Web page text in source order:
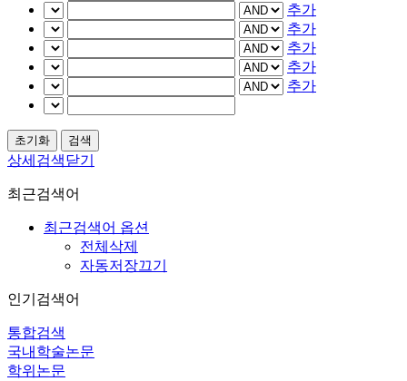
추가
추가
추가
추가
추가
상세검색닫기
최근검색어
최근검색어 옵션
전체삭제
자동저장끄기
인기검색어
통합검색
국내학술논문
학위논문